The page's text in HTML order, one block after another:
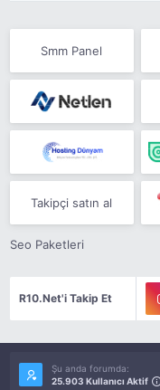
Smm Panel
Takipçi satın al
Seo Paketleri
R10.Net'i Takip Et
Şu anda forumda:
25.903 Kullanıcı Aktif